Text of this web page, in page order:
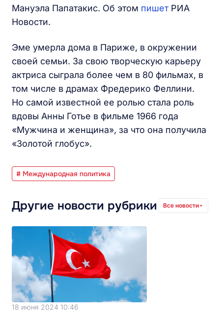
Мануэла Папатакис. Об этом пишетРИА
Новости.
Эме умерла дома в Париже, в окружении
своей семьи. За свою творческую карьеру
актриса сыграла более чем в 80 фильмах, в
том числе в драмах Фредерико Феллини.
Но самой известной ее ролью стала роль
вдовы Анны Готье в фильме 1966 года
«Мужчина и женщина», за что она получила
«Золотой глобус».
# Международная политика
Другие новости рубрики Все новости
18 июня 2024 10:46